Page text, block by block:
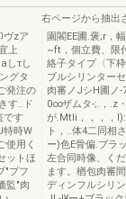
ヴzア
上
しτし
グタ
発注の
す..ド
です
特時W
使用く
ットほ
"プフ
監"肉
右ページから抽出
園閣EE圃.褒;r，
~ft，個立費、限
絡子タイプ〈下
ブルシリンター
肉審ノJシH圃ノ-
0∞ザムタ-;.，.z
が.Mtli，，，，
ト，..体4二同相
ー)色E骨偏.ブラ
左合同時像、く
ます。楢包肉審
ディンフルシリ